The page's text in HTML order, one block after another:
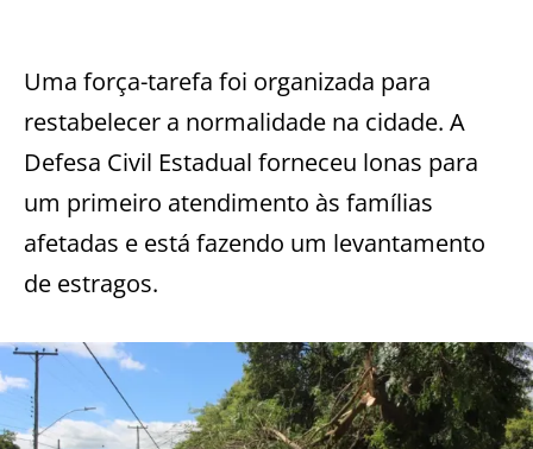
Uma força-tarefa foi organizada para
restabelecer a normalidade na cidade. A
Defesa Civil Estadual forneceu lonas para
um primeiro atendimento às famílias
afetadas e está fazendo um levantamento
de estragos.